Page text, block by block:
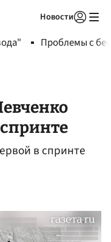
Новости
Проблемы с
в спринте